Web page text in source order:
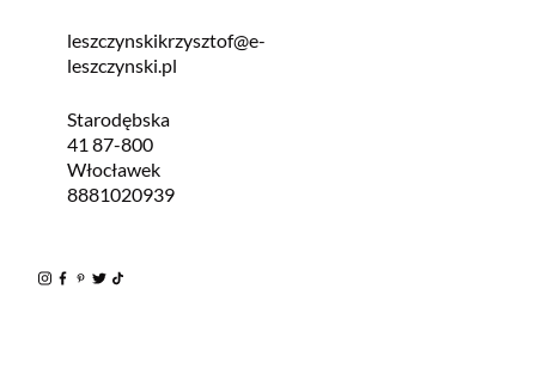
leszczynskikrzysztof@e-
leszczynski.pl
Starodębska
41 87-800
Włocławek
8881020939